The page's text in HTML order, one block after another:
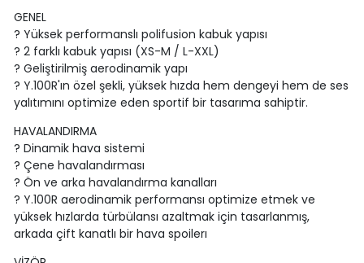
GENEL
? Yüksek performanslı polifusion kabuk yapısı
? 2 farklı kabuk yapısı (XS-M / L-XXL)
? Geliştirilmiş aerodinamik yapı
? Y.100R'ın özel şekli, yüksek hızda hem dengeyi hem de ses
yalıtımını optimize eden sportif bir tasarıma sahiptir.
HAVALANDIRMA
? Dinamik hava sistemi
? Çene havalandırması
? Ön ve arka havalandırma kanalları
? Y.100R aerodinamik performansı optimize etmek ve
yüksek hızlarda türbülansı azaltmak için tasarlanmış,
arkada çift kanatlı bir hava spoilerı